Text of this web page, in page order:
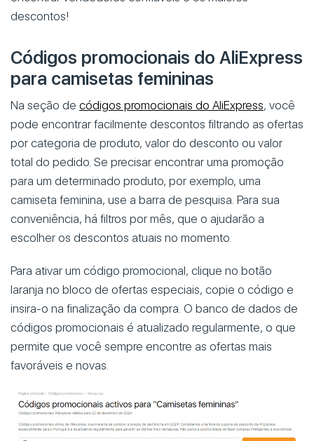
descontos!
Códigos promocionais do AliExpress
para camisetas femininas
Na seção de códigos promocionais do AliExpress, você
pode encontrar facilmente descontos filtrando as ofertas
por categoria de produto, valor do desconto ou valor
total do pedido. Se precisar encontrar uma promoção
para um determinado produto, por exemplo, uma
camiseta feminina, use a barra de pesquisa. Para sua
conveniência, há filtros por mês, que o ajudarão a
escolher os descontos atuais no momento.
Para ativar um código promocional, clique no botão
laranja no bloco de ofertas especiais, copie o código e
insira-o na finalização da compra. O banco de dados de
códigos promocionais é atualizado regularmente, o que
permite que você sempre encontre as ofertas mais
favoráveis e novas.